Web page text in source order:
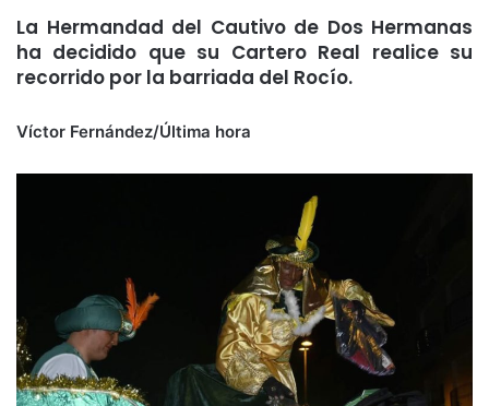
La Hermandad del Cautivo de Dos Hermanas
ha decidido que su Cartero Real realice su
recorrido por la barriada del Rocío.
Víctor Fernández/Última hora